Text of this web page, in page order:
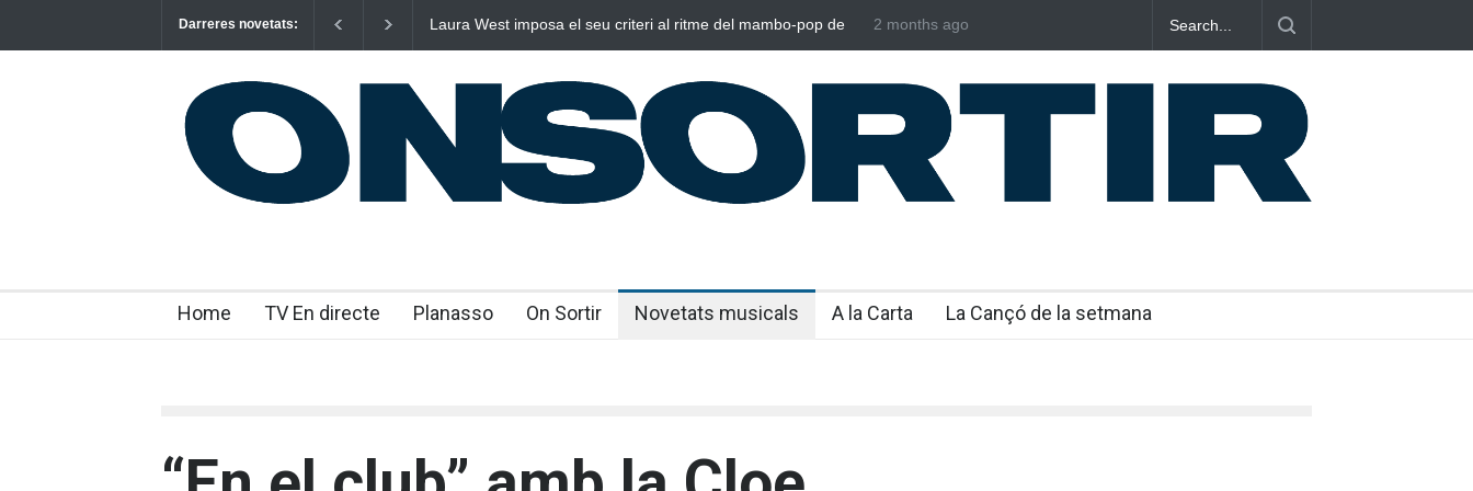
Darreres novetats:
Laura West imposa el seu criteri al ritme del mambo-pop de
Poggioli i Meri Prata ens eleven al cel amb ‘ENTRE
Bru: guardar una vida en nou cançons i reescriure el pop
2 months ago
Home TV En directe Planasso On Sortir Novetats musicals A la Carta La Cançó de la setmana